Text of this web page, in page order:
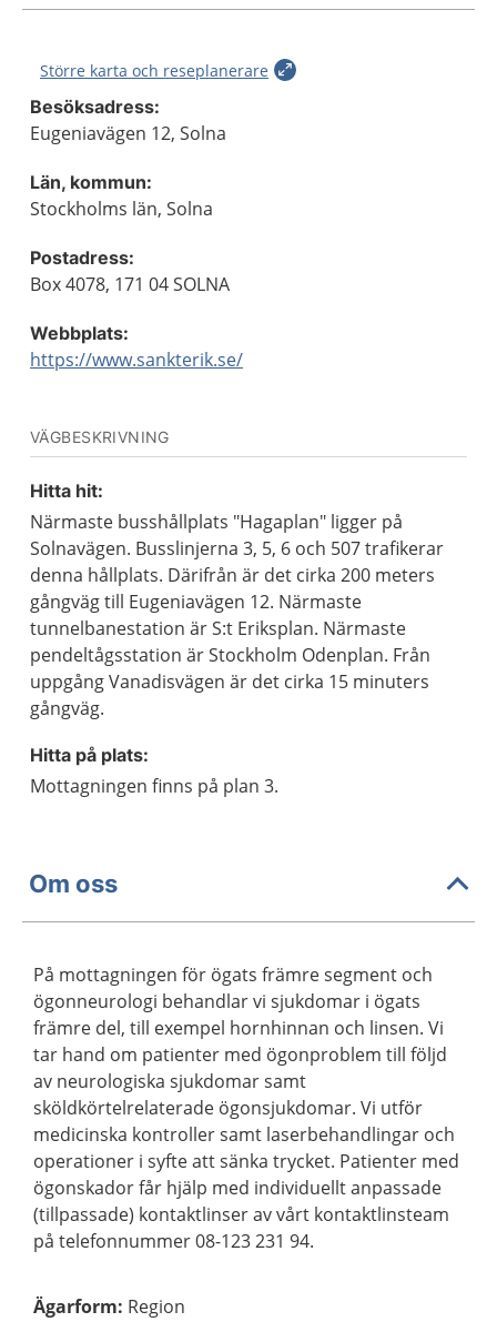
Större karta och reseplanerare
Besöksadress:
Eugeniavägen 12, Solna
Län, kommun:
Stockholms län, Solna
Postadress:
Box 4078, 171 04 SOLNA
Webbplats:
https://www.sankterik.se/
VÄGBESKRIVNING
Hitta hit:
Närmaste busshållplats "Hagaplan" ligger på
Solnavägen. Busslinjerna 3, 5, 6 och 507 trafikerar
denna hållplats. Därifrån är det cirka 200 meters
gångväg till Eugeniavägen 12. Närmaste
tunnelbanestation är S:t Eriksplan. Närmaste
pendeltågsstation är Stockholm Odenplan. Från
uppgång Vanadisvägen är det cirka 15 minuters
gångväg.
Hitta på plats:
Mottagningen finns på plan 3.
Om oss
På mottagningen för ögats främre segment och
ögonneurologi behandlar vi sjukdomar i ögats
främre del, till exempel hornhinnan och linsen. Vi
tar hand om patienter med ögonproblem till följd
av neurologiska sjukdomar samt
sköldkörtelrelaterade ögonsjukdomar. Vi utför
medicinska kontroller samt laserbehandlingar och
operationer i syfte att sänka trycket. Patienter med
ögonskador får hjälp med individuellt anpassade
(tillpassade) kontaktlinser av vårt kontaktlinsteam
på telefonnummer 08-123 231 94.
Ägarform: Region